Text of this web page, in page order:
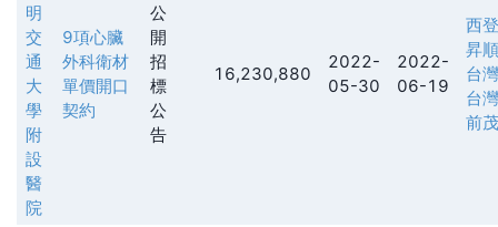
明
交
通
大
學
附
設
醫
院
9項心臟
外科衛材
單價開口
契約
公
開
招
標
公
告
16,230,880
2022-
05-30
2022-
06-19
西
昇
台
台
前